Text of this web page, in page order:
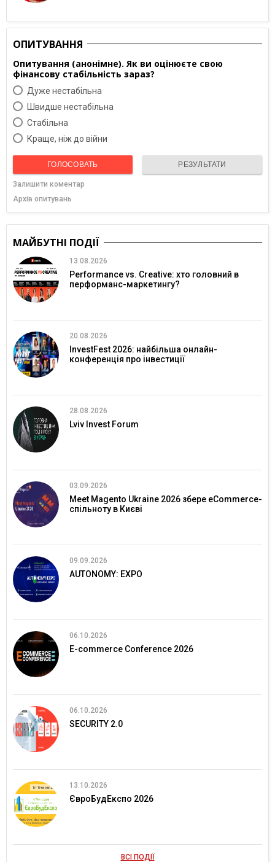
ОПИТУВАННЯ
Опитування (анонімне). Як ви оцінюєте свою
фінансову стабільність зараз?
Дуже нестабільна
Швидше нестабільна
Cтабільна
Краще, ніж до війни
ГОЛОСОВАТЬ РЕЗУЛЬТАТИ
Залишити коментар
Архів опитувань
МАЙБУТНІ ПОДІЇ
13.08.2026
Performance vs. Creative: хто головний в
перформанс-маркетингу?
20.08.2026
InvestFest 2026: найбільша онлайн-
конференція про інвестиції
28.08.2026
Lviv Invest Forum
03.09.2026
Meet Magento Ukraine 2026 збере eCommerce-
спільноту в Києві
09.09.2026
AUTONOMY: EXPO
06.10.2026
E-commerce Conference 2026
06.10.2026
SECURITY 2.0
13.10.2026
ЄвроБудЕкспо 2026
ВСІ ПОДІЇ